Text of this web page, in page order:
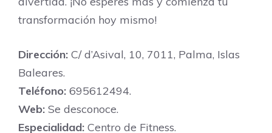
transformación hoy mismo!
Dirección: C/ d’Asival, 10, 7011, Palma, Islas
Baleares.
Teléfono: 695612494.
Web: Se desconoce.
Especialidad: Centro de Fitness.